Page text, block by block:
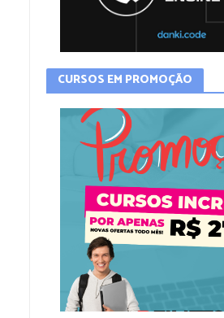
CURSOS EM PROMOÇÃO